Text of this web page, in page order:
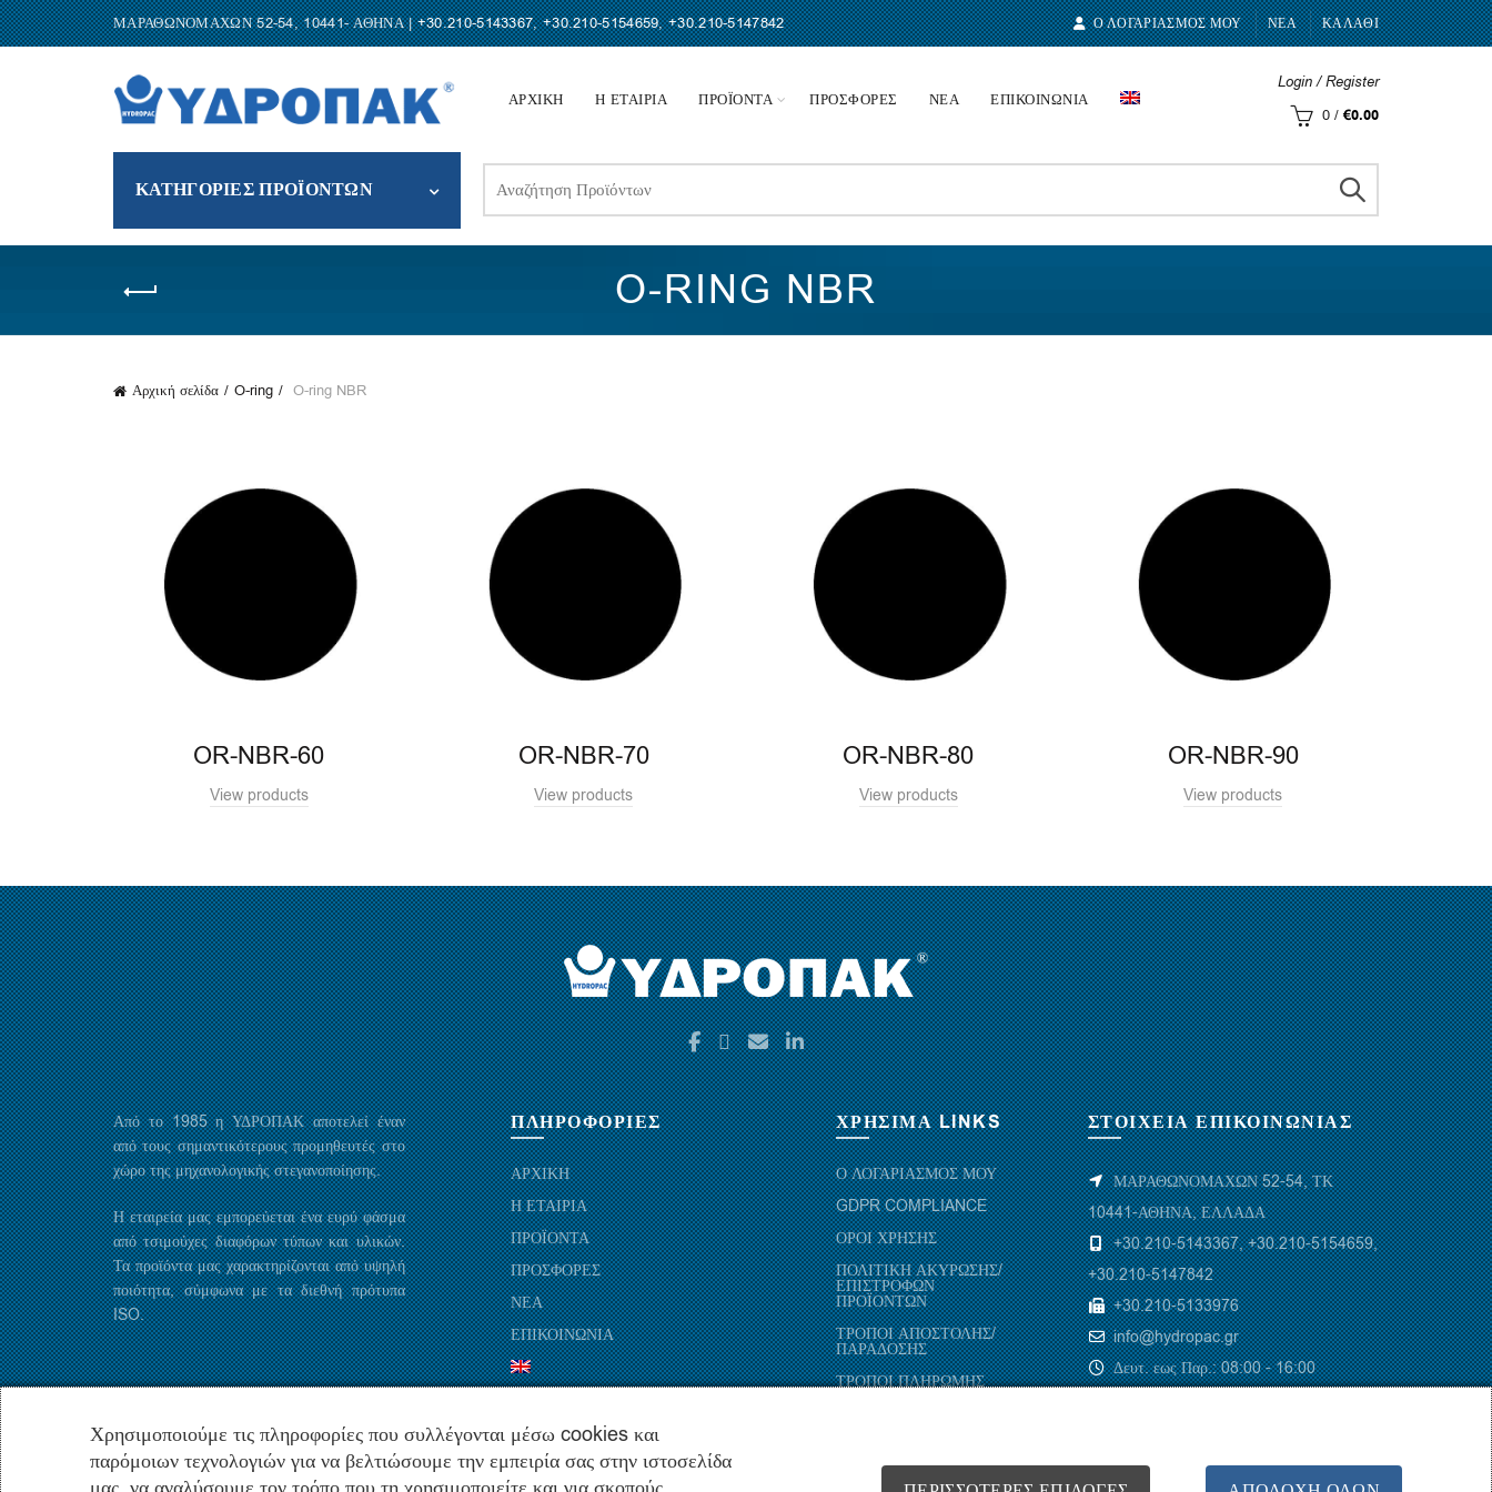
ΜΑΡΑΘΩΝΟΜΑΧΩΝ 52-54, 10441- ΑΘΗΝΑ |+30.210-5143367,+30.210-5154659,+30.210-5147842 Ο ΛΟΓΑΡΙΑΣΜΟΣ ΜΟΥ ΝΕΑ ΚΑΛΑΘΙ
ΑΡΧΙΚΗ Η ΕΤΑΙΡΙΑ ΠΡΟΪΟΝΤΑ ΠΡΟΣΦΟΡΕΣ ΝΕΑ ΕΠΙΚΟΙΝΩΝΙΑ
Login / Register
0 / €0.00
ΚΑΤΗΓΟΡΙΕΣ ΠΡΟΪΟΝΤΩΝ
for:
O-RING NBR
Αρχική σελίδα O-ring O-ring NBR
OR-NBR-60
View products
OR-NBR-70
View products
OR-NBR-80
View products
OR-NBR-90
View products
Από το 1985 η ΥΔΡΟΠΑΚ αποτελεί έναν
από τους σημαντικότερους προμηθευτές στο
χώρο της μηχανολογικής στεγανοποίησης.
Η εταιρεία μας εμπορεύεται ένα ευρύ φάσμα
από τσιμούχες διαφόρων τύπων και υλικών.
Τα προϊόντα μας χαρακτηρίζονται από υψηλή
ποιότητα, σύμφωνα με τα διεθνή πρότυπα
ISO.
ΠΛΗΡΟΦΟΡΙΕΣ
ΑΡΧΙΚΗ
Η ΕΤΑΙΡΙΑ
ΠΡΟΪΟΝΤΑ
ΠΡΟΣΦΟΡΕΣ
ΝΕΑ
ΕΠΙΚΟΙΝΩΝΙΑ
ΧΡΗΣΙΜΑ LINKS
Ο ΛΟΓΑΡΙΑΣΜΟΣ ΜΟΥ
GDPR COMPLIANCE
ΟΡΟΙ ΧΡΗΣΗΣ
ΠΟΛΙΤΙΚΗ ΑΚΥΡΩΣΗΣ/
ΕΠΙΣΤΡΟΦΩΝ
ΠΡΟΪΟΝΤΩΝ
ΤΡΟΠΟΙ ΑΠΟΣΤΟΛΗΣ/
ΠΑΡΑΔΟΣΗΣ
ΤΡΟΠΟΙ ΠΛΗΡΩΜΗΣ
ΣΤΟΙΧΕΙΑ ΕΠΙΚΟΙΝΩΝΙΑΣ
ΜΑΡΑΘΩΝΟΜΑΧΩΝ 52-54, ΤΚ
10441-ΑΘΗΝΑ, ΕΛΛΑΔΑ
+30.210-5143367,+30.210-5154659,
+30.210-5147842
+30.210-5133976
info@hydropac.gr
Δευτ. εως Παρ.: 08:00 - 16:00
Χρησιμοποιούμε τις πληροφορίες που συλλέγονται μέσω cookies και
παρόμοιων τεχνολογιών για να βελτιώσουμε την εμπειρία σας στην ιστοσελίδα